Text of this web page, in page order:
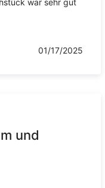
war sehr gut
01/17/2025
und